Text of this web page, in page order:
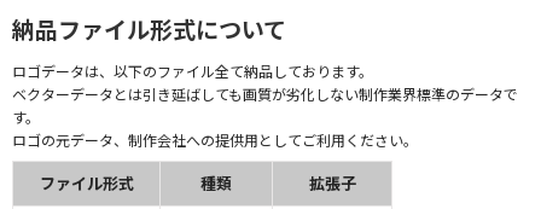
納品ファイル形式について
ロゴデータは、以下のファイル全て納品しております。
ベクターデータとは引き延ばしても画質が劣化しない制作業界標準のデータで
す。
ロゴの元データ、制作会社への提供用としてご利用ください。
ファイル形式 種類
拡張子